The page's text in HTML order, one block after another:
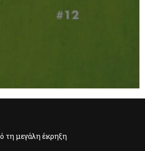
τη μεγάλη έκρηξη